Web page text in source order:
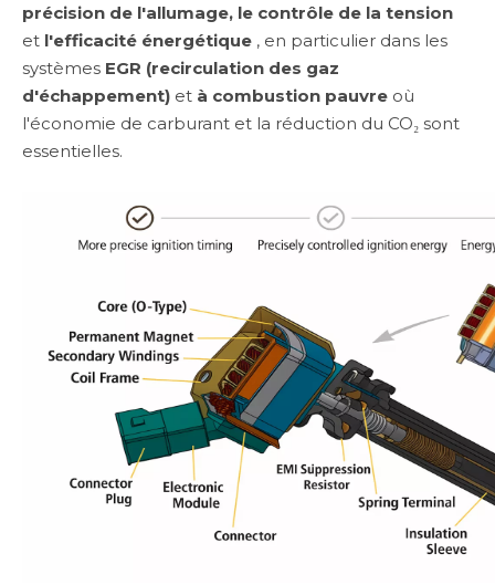
précision de l'allumage, le contrôle de la tension
et l'efficacité énergétique , en particulier dans les
systèmes EGR (recirculation des gaz
d'échappement) et à combustion pauvre où
l'économie de carburant et la réduction du CO₂ sont
essentielles.